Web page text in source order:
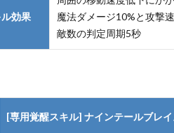
ル効果
魔法ダメージ10%と攻撃
敵数の判定周期5秒
[専用覚醒スキル] ナインテールブレ